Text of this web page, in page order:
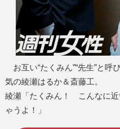
お互い“たくみん”“先生”と呼
気の綾瀬はるか＆斎藤工。
綾瀬「たくみん！ こんなに近
ゃうよ！」